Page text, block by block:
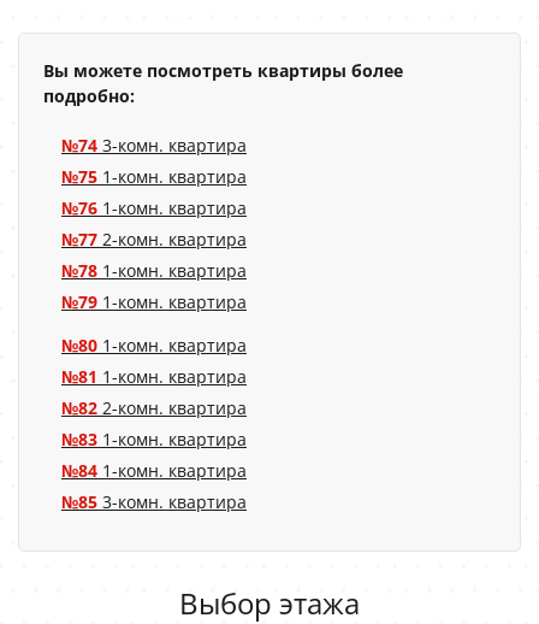
Вы можете посмотреть квартиры более
подробно:
№74 3-комн. квартира
№75 1-комн. квартира
№76 1-комн. квартира
№77 2-комн. квартира
№78 1-комн. квартира
№79 1-комн. квартира
№80 1-комн. квартира
№81 1-комн. квартира
№82 2-комн. квартира
№83 1-комн. квартира
№84 1-комн. квартира
№85 3-комн. квартира
Выбор этажа